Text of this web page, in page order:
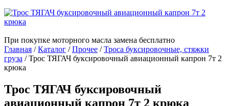
При покупке моторного масла замена бесплатно
Главная /Каталог /Прочее /Троса буксировочные, стяжки
груза /Трос ТЯГАЧ буксировочный авиационный капрон 7т 2
крюка
Трос ТЯГАЧ буксировочный
авиационный капрон 7т 2 крюка